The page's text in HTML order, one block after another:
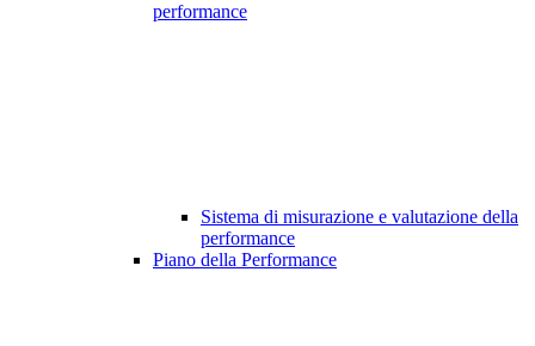
performance
Sistema di misurazione e valutazione della
performance
Piano della Performance